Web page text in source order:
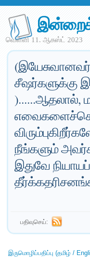
வெள்ளி 11. ஆகஸ்ட் 2023
சீஷர்களுக்கு
)......ஆதலால்,
நீங்களும்
இதுவே
பதிவுசெய்:
இருமொழிப்பதிப்பு (தமிழ் /